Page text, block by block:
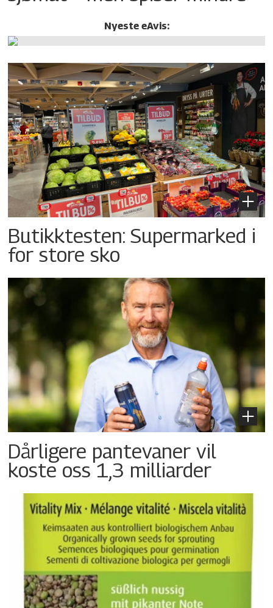
Nyeste eAvis:
Butikktesten: Supermarked i
for store sko
Dårligere pantevaner vil
koste oss 1,3 milliarder